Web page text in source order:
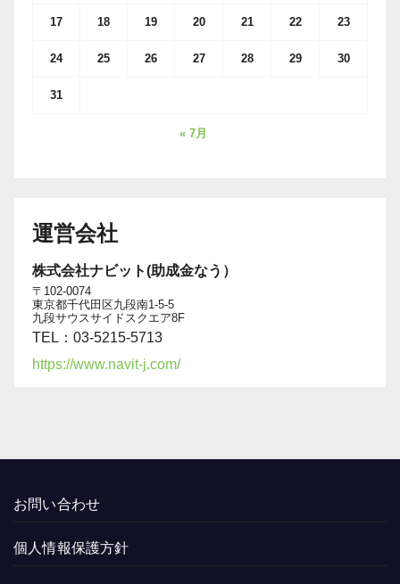
17 18 19 20 21 22 23
24 25 26 27 28 29 30
31
« 7月
運営会社
株式会社ナビット(助成金なう）
〒102-0074
東京都千代田区九段南1-5-5
九段サウスサイドスクエア8F
TEL：03-5215-5713
https://www.navit-j.com/
お問い合わせ
個人情報保護方針